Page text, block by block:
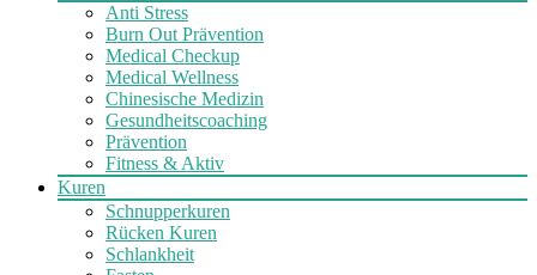
Anti Stress
Burn Out Prävention
Medical Checkup
Medical Wellness
Chinesische Medizin
Gesundheitscoaching
Prävention
Fitness & Aktiv
Kuren
Schnupperkuren
Rücken Kuren
Schlankheit